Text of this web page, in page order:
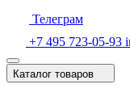
Телеграм
+7 495 723-05-93
Каталог товаров